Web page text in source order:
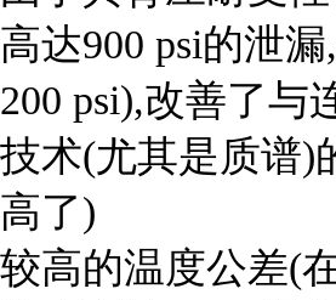
高达900 psi的泄
200 psi),改善了与
技术(尤其是质谱)
高了)
较高的温度公差(